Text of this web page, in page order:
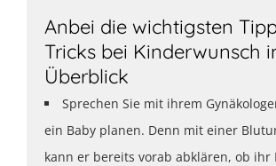
Anbei die wichtigsten
Tricks bei Kinderwunsch
Überblick
Sprechen Sie mit ihrem
ein Baby planen. Denn mit einer
kann er bereits vorab abklären, ob ihr